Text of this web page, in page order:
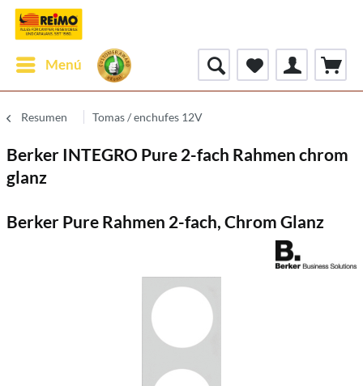
Menú
Resumen Tomas / enchufes 12V
Berker INTEGRO Pure 2-fach Rahmen chrom
glanz
Berker Pure Rahmen 2-fach, Chrom Glanz